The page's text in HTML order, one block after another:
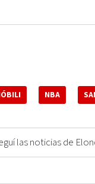
NBA
las noticias de